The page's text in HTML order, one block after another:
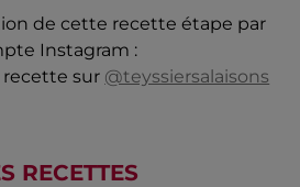
de cette recette étape par
Instagram :
recette sur @teyssiersalaisons
RECETTES